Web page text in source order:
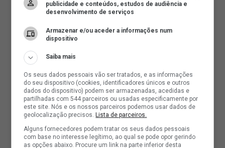
publicidade e conteúdos, estudos de audiência e
desenvolvimento de serviços
Armazenar e/ou aceder a informações num
dispositivo
Saiba mais
Os seus dados pessoais vão ser tratados, e as informações
do seu dispositivo (cookies, identificadores únicos e outros
dados do dispositivo) podem ser armazenadas, acedidas e
partilhadas com 544 parceiros ou usadas especificamente por
este site. Nós e os nossos parceiros podemos usar dados de
geolocalização precisos. Lista de parceiros.
Alguns fornecedores podem tratar os seus dados pessoais
com base no interesse legítimo, ao qual se pode opor gerindo
as opções abaixo. Procure um link na parte inferior desta